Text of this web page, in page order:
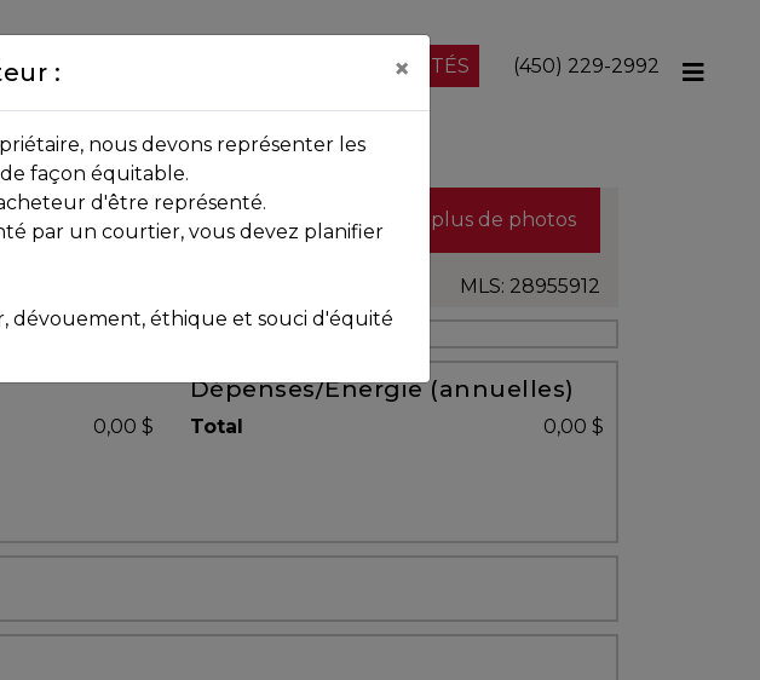
NOS PROPRIÉTÉS (450) 229-2992
Voir plus de photos
MLS: 28955912
0,00 $
Dépenses/Énergie (annuelles)
Total 0,00 $
: ×
nous devons représenter les
façon équitable.
d'être représenté.
par un courtier, vous devez planifier
dévouement, éthique et souci d'équité